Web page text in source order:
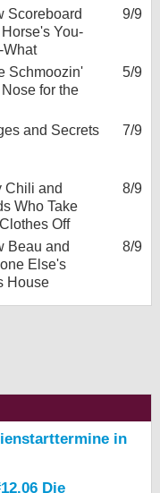
Scoreboard
You-
What
9/9
Schmoozin'
for the
5/9
and Secrets 7/9
Chili and
Who Take
Off
8/9
Beau and
Else's
House
8/9
in
Die